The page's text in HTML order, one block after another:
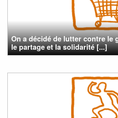
On a décidé de lutter contre le
le partage et la solidarité [...]